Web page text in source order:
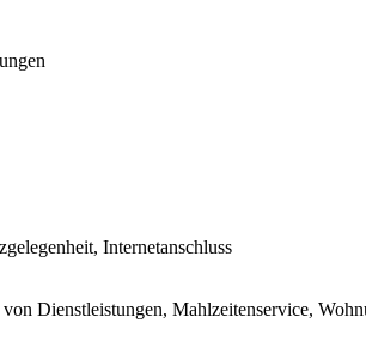
Internetanschluss
Dienstleistungen, Mahlzeitenservice,